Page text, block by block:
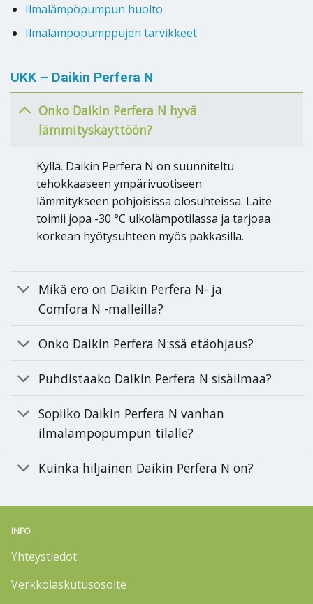
Ilmalämpöpumpun huolto
Ilmalämpöpumppujen tarvikkeet
UKK – Daikin Perfera N
Onko Daikin Perfera N hyvä
lämmityskäyttöön?
Kyllä. Daikin Perfera N on suunniteltu
tehokkaaseen ympärivuotiseen
lämmitykseen pohjoisissa olosuhteissa. Laite
toimii jopa -30 °C ulkolämpötilassa ja tarjoaa
korkean hyötysuhteen myös pakkasilla.
Mikä ero on Daikin Perfera N- ja
Comfora N -malleilla?
Onko Daikin Perfera N:ssä etäohjaus?
Puhdistaako Daikin Perfera N sisäilmaa?
Sopiiko Daikin Perfera N vanhan
ilmalämpöpumpun tilalle?
Kuinka hiljainen Daikin Perfera N on?
INFO
Yhteystiedot
Verkkolaskutusosoite